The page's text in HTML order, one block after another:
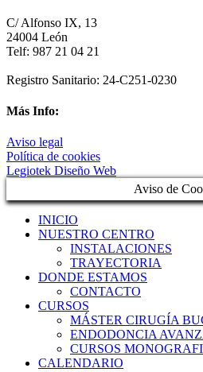
C/ Alfonso IX, 13
24004 León
Telf: 987 21 04 21
Registro Sanitario: 24-C251-0230
Más Info:
Aviso legal
Política de cookies
Legiotek Diseño Web
Aviso de
INICIO
NUESTRO CENTRO
INSTALACIONES
TRAYECTORIA
DONDE ESTAMOS
CONTACTO
CURSOS
MÁSTER CIRUGÍA
ENDODONCIA
CURSOS
CALENDARIO